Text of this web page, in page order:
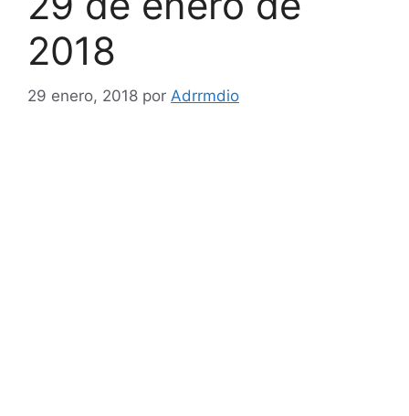
2018
29 enero, 2018 por Adrrmdio